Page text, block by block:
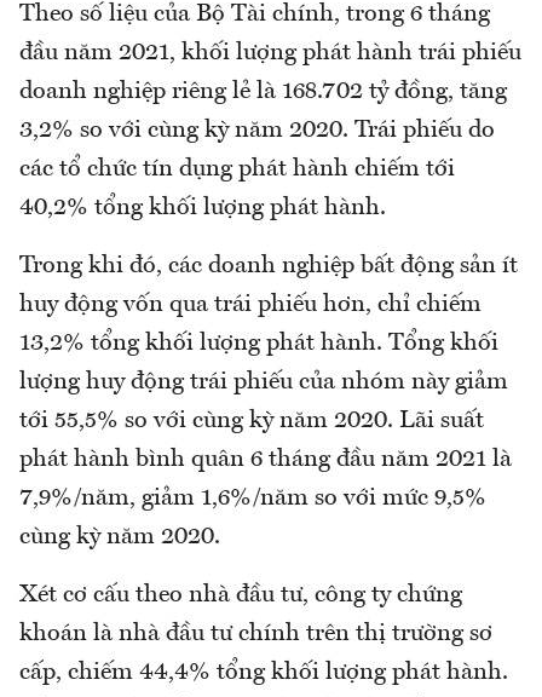
Theo số liệu của Bộ Tài chính, trong 6 tháng
đầu năm 2021, khối lượng phát hành trái phiếu
doanh nghiệp riêng lẻ là 168.702 tỷ đồng, tăng
3,2% so với cùng kỳ năm 2020. Trái phiếu do
các tổ chức tín dụng phát hành chiếm tới
40,2% tổng khối lượng phát hành.
Trong khi đó, các doanh nghiệp bất động sản ít
huy động vốn qua trái phiếu hơn, chỉ chiếm
13,2% tổng khối lượng phát hành. Tổng khối
lượng huy động trái phiếu của nhóm này giảm
tới 55,5% so với cùng kỳ năm 2020. Lãi suất
phát hành bình quân 6 tháng đầu năm 2021 là
7,9%/năm, giảm 1,6%/năm so với mức 9,5%
cùng kỳ năm 2020.
Xét cơ cấu theo nhà đầu tư, công ty chứng
khoán là nhà đầu tư chính trên thị trường sơ
cấp, chiếm 44,4% tổng khối lượng phát hành.